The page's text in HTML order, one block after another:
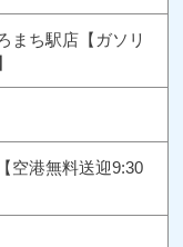
まち駅店【ガソリ
空港無料送迎9:30